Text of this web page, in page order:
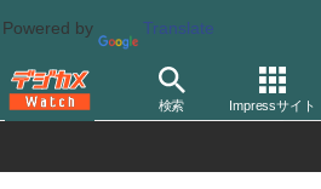
Powered by Translate
検索 Impressサイト
ミラーレスカメラ パナソニック